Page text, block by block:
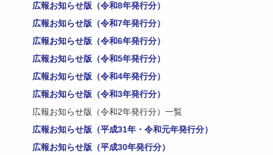
広報お知らせ版（令和8年発行分）
広報お知らせ版（令和7年発行分）
広報お知らせ版（令和6年発行分）
広報お知らせ版（令和5年発行分）
広報お知らせ版（令和4年発行分）
広報お知らせ版（令和3年発行分）
広報お知らせ版（令和2年発行分）一覧
広報お知らせ版（平成31年・令和元年発行分）
広報お知らせ版（平成30年発行分）